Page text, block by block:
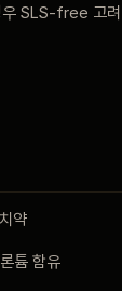
SLS-free 고려
약
튬 함유